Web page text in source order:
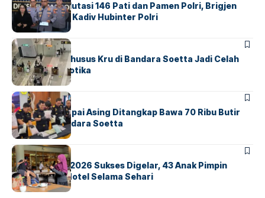
Mabes Polri Mutasi 146 Pati dan Pamen Polri, Brigjen
Untung Jabat Kadiv Hubinter Polri
BANDARABERITA
Ketika Jalur Khusus Kru di Bandara Soetta Jadi Celah
Sindikat Narkotika
BANDARA BERITA
Kopilot Maskapai Asing Ditangkap Bawa 70 Ribu Butir
Ekstasi di Bandara Soetta
BERITAINDEX
GM For A Day 2026 Sukses Digelar, 43 Anak Pimpin
Operasional Hotel Selama Sehari